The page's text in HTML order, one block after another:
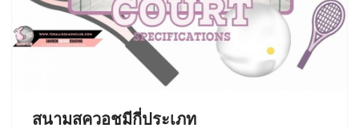
สนามสควอชมีกี่ประเภท